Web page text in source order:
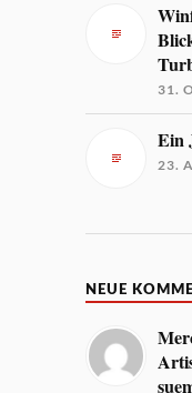
31.
Ein
23.
NEUE